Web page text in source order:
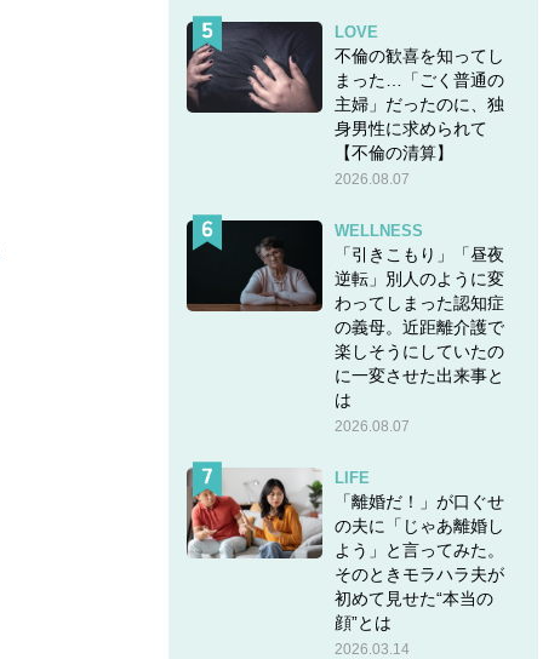
LOVE
不倫の歓喜を知ってし
まった…「ごく普通の
主婦」だったのに、独
身男性に求められて
【不倫の清算】
2026.08.07
WELLNESS
「引きこもり」「昼夜
逆転」別人のように変
わってしまった認知症
の義母。近距離介護で
楽しそうにしていたの
に一変させた出来事と
は
2026.08.07
LIFE
「離婚だ！」が口ぐせ
の夫に「じゃあ離婚し
よう」と言ってみた。
そのときモラハラ夫が
初めて見せた“本当の
顔”とは
2026.03.14